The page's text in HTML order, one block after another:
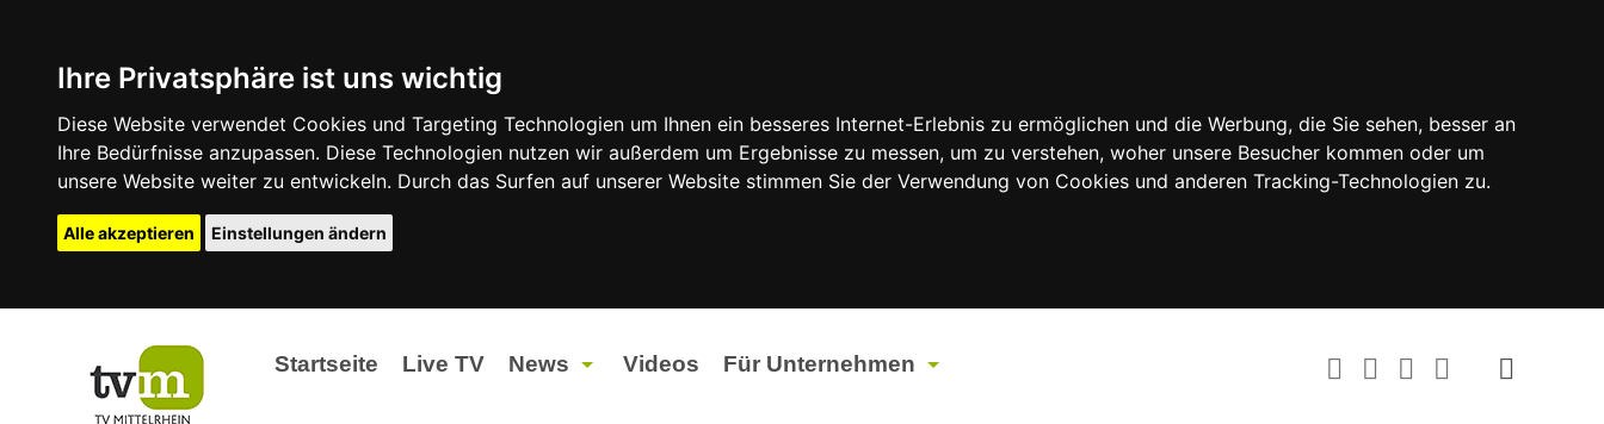
Ihre Privatsphäre ist uns wichtig
Diese Website verwendet Cookies und Targeting Technologien um Ihnen ein besseres Internet-Erlebnis zu ermöglichen und die Werbung, die Sie sehen, besser an
Ihre Bedürfnisse anzupassen. Diese Technologien nutzen wir außerdem um Ergebnisse zu messen, um zu verstehen, woher unsere Besucher kommen oder um
unsere Website weiter zu entwickeln. Durch das Surfen auf unserer Website stimmen Sie der Verwendung von Cookies und anderen Tracking-Technologien zu.
Alle akzeptieren Einstellungen ändern
Startseite Live TV News Videos Für Unternehmen